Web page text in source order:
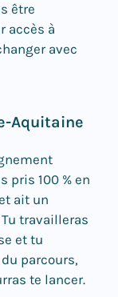
être
accès à
avec
Aquitaine
100 % en
ait un
travailleras
et tu
parcours,
te lancer.